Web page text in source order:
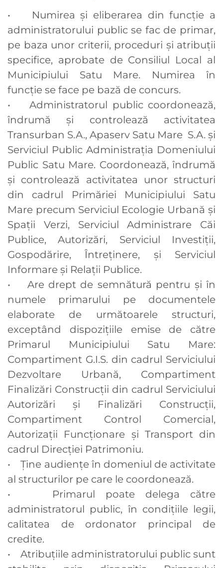
• Numirea și eliberarea din funcție a
administratorului public se fac de primar,
pe baza unor criterii, proceduri și atribuţii
specifice, aprobate de Consiliul Local al
Municipiului Satu Mare. Numirea în
funcţie se face pe bază de concurs.
• Administratorul public coordonează,
îndrumă și controlează activitatea
Transurban S.A., Apaserv Satu Mare S.A. și
Serviciul Public Administrația Domeniului
Public Satu Mare. Coordonează, îndrumă
și controlează activitatea unor structuri
din cadrul Primăriei Municipiului Satu
Mare precum Serviciul Ecologie Urbană și
Spații Verzi, Serviciul Administrare Căi
Publice, Autorizări, Serviciul Investiții,
Gospodărire, Întreținere, și Serviciul
Informare și Relații Publice.
• Are drept de semnătură pentru și în
numele primarului pe documentele
elaborate de următoarele structuri,
exceptând dispozițiile emise de către
Primarul Municipiului Satu Mare:
Compartiment G.I.S. din cadrul Serviciului
Dezvoltare Urbană, Compartiment
Finalizări Construcții din cadrul Serviciului
Autorizări și Finalizări Construcții,
Compartiment Control Comercial,
Autorizații Funcționare și Transport din
cadrul Direcției Patrimoniu.
• Ține audiențe în domeniul de activitate
al structurilor pe care le coordonează.
• Primarul poate delega către
administratorul public, în condiţiile legii,
calitatea de ordonator principal de
credite.
• Atribuţiile administratorului public sunt